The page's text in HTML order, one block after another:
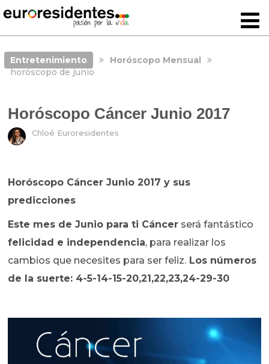
Entretenimiento
Horóscopo Mensual
horóscopo de junio
Horóscopo Cáncer Junio 2017
Chloé Euroresidentes
Horóscopo Cáncer Junio 2017 y sus
predicciones
Este mes de Junio para ti Cáncer será fantástico
felicidad e independencia, para realizar los
cambios que necesites para ser feliz. Los números
de la suerte: 4-5-14-15-20,21,22,23,24-29-30